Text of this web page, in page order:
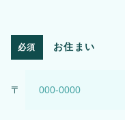
必須 お住まい
〒